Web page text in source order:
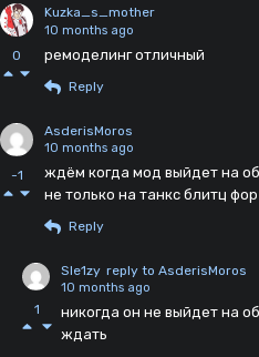
0
Kuzka_s_mother
10 months ago
ремоделинг отличный
Reply
-1
AsderisMoros
10 months ago
ждём когда мод выйдет на
не только на танкс блитц
Reply
1
Sle1zy reply to AsderisMoros
10 months ago
никогда он не выйдет на
ждать